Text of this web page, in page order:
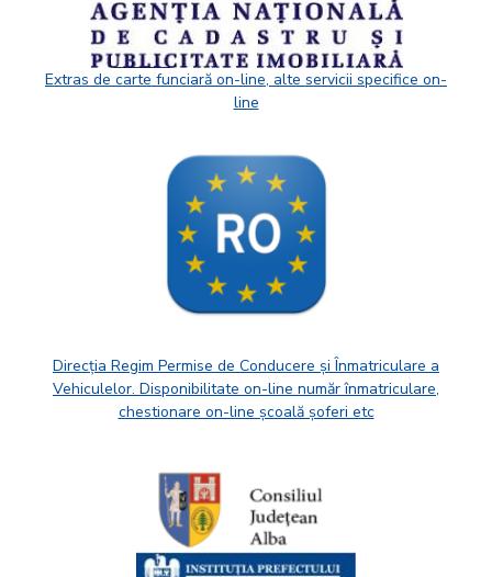
Extras de carte funciară on-line, alte servicii specifice on-
line
Direcția Regim Permise de Conducere și Înmatriculare a
Vehiculelor. Disponibilitate on-line număr înmatriculare,
chestionare on-line școală șoferi etc